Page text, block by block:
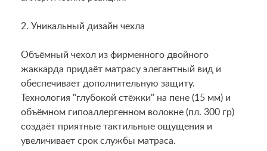
2. Уникальный дизайн чехла
Объёмный чехол из фирменного двойного
жаккарда придаёт матрасу элегантный вид и
обеспечивает дополнительную защиту.
Технология "глубокой стёжки" на пене (15 мм) и
объёмном гипоаллергенном волокне (пл. 300 гр)
создаёт приятные тактильные ощущения и
увеличивает срок службы матраса.